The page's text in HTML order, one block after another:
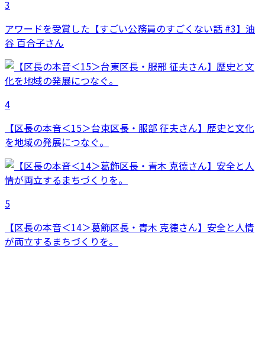
3
アワードを受賞した【すごい公務員のすごくない話 #3】油
谷 百合子さん
4
【区長の本音＜15＞台東区長・服部 征夫さん】歴史と文化
を地域の発展につなぐ。
5
【区長の本音＜14＞葛飾区長・青木 克德さん】安全と人情
が両立するまちづくりを。